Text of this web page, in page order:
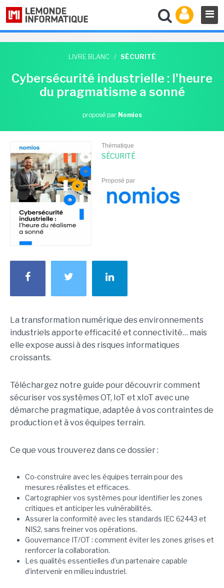
LIVRE BLANC / SÉCURITÉ
Cybersécurité industrielle : l'heure
du pragmatisme a sonné
proposé par Nomios
Thématique
SÉCURITÉ
Proposé par
La transformation numérique des environnements
industriels apporte efficacité et connectivité… mais
elle expose aussi à des risques informatiques
croissants.
Téléchargez notre guide pour découvrir comment
sécuriser vos systèmes OT, IoT et xIoT avec une
démarche pragmatique, adaptée à vos contraintes de
production et à vos équipes terrain.
Ce que vous trouverez dans ce dossier :
Co-construire avec les équipes terrain pour des
mesures réalistes et efficaces.
Cartographier vos systèmes pour identifier les zones
critiques et anticiper les vulnérabilités.
Assurer la conformité avec les standards IEC 62443 et
NIS2, sans freiner vos opérations.
Gouvernance IT/OT : comment éviter les zones grises et
renforcer la collaboration.
Les qualités essentielles d’un partenaire capable
d’intervenir en milieu industriel.